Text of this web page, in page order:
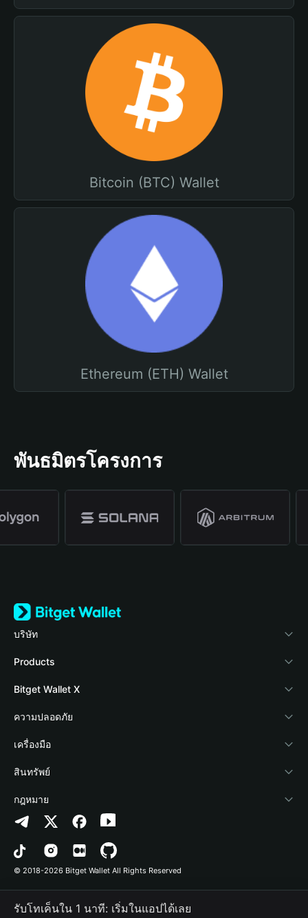
Bitcoin (BTC) Wallet
Ethereum (ETH) Wallet
พันธมิตรโครงการ
บริษัท
เกี่ยวกับ Bitget Wallet
Blog
Academy
ข่าวสารด้านคริปโต
ศูนย์ช่วยเหลือ
ติดต่อเรา
ทรัพยากรข้อมูลของแบรนด์
อาชีพ
Products
Crypto Card
Stablecoin Earn
Payfi Crypto
Crypto Swap API
Altcoin Season Index
Prediction Markets
DApp
RWA
Bitget Wallet X
นักพัฒนา
เชื่อมต่อ Wallet
Bitget Wallet Pay
ลิสต์โปรเจกต์
ความปลอดภัย
Protection Fund
เทคโนโลยีความปลอดภัย
เครื่องมือ
ซื้อคริปโต
การตรวจจับการอนุญาต
การตรวจจับสัญญา
การโอนเป็นชุด
สินทรัพย์
Arbitrum
Avalanche
Bitcoin
Polygon
กฎหมาย
นโยบายความเป็นส่วนตัว
ข้อตกลงในการใช้บริการ
© 2018-2026 Bitget Wallet All Rights Reserved
รับโทเค็นใน 1 นาที: เริ่มในแอปได้เลย